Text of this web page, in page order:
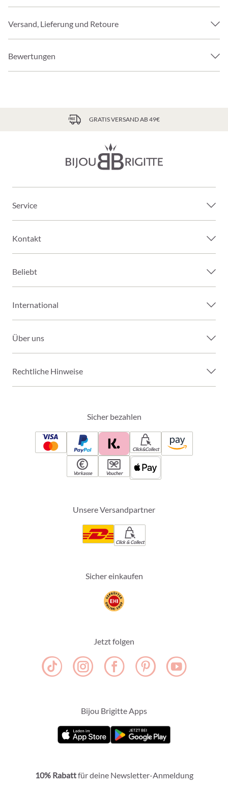
Versand, Lieferung und Retoure
Bewertungen
GRATIS VERSAND AB 49€
Service
Kontakt
Beliebt
International
Über uns
Rechtliche Hinweise
Sicher bezahlen
Click&Collect
Vorkasse Voucher
Unsere Versandpartner
Click & Collect
Sicher einkaufen
Jetzt folgen
Bijou Brigitte Apps
10% Rabattfür deine Newsletter-Anmeldung